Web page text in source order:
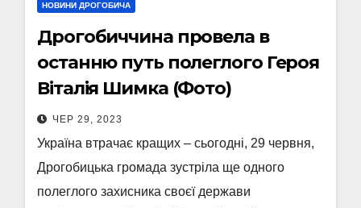
НОВИНИ ДРОГОБИЧА
Дрогобиччина провела в
останню путь полеглого Героя
Віталія Шимка (Фото)
ЧЕР 29, 2023
Україна втрачає кращих – сьогодні, 29 червня,
Дрогобицька громада зустріла ще одного
полеглого захисника своєї держави